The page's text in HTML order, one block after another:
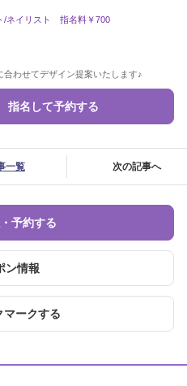
/ネイリスト 指名料￥700
合わせてデザイン提案いたします♪
指名して予約する
一覧 次の記事へ
予約する
ン情報
マークする